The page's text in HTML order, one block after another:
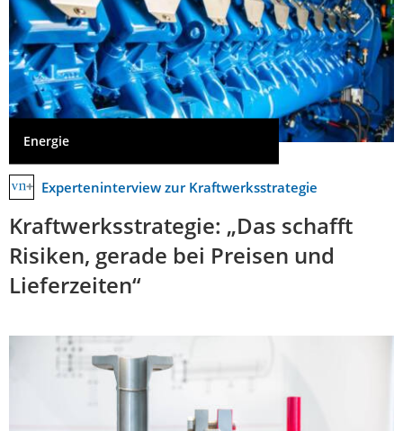
Energie
Experteninterview zur Kraftwerksstrategie
Kraftwerksstrategie: „Das schafft
Risiken, gerade bei Preisen und
Lieferzeiten“